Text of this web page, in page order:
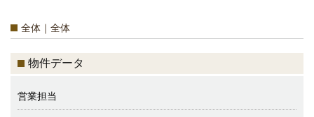
全体｜全体
物件データ
営業担当